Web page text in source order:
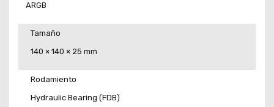
ARGB
Tamaño
140 × 140 × 25 mm
Rodamiento
Hydraulic Bearing (FDB)